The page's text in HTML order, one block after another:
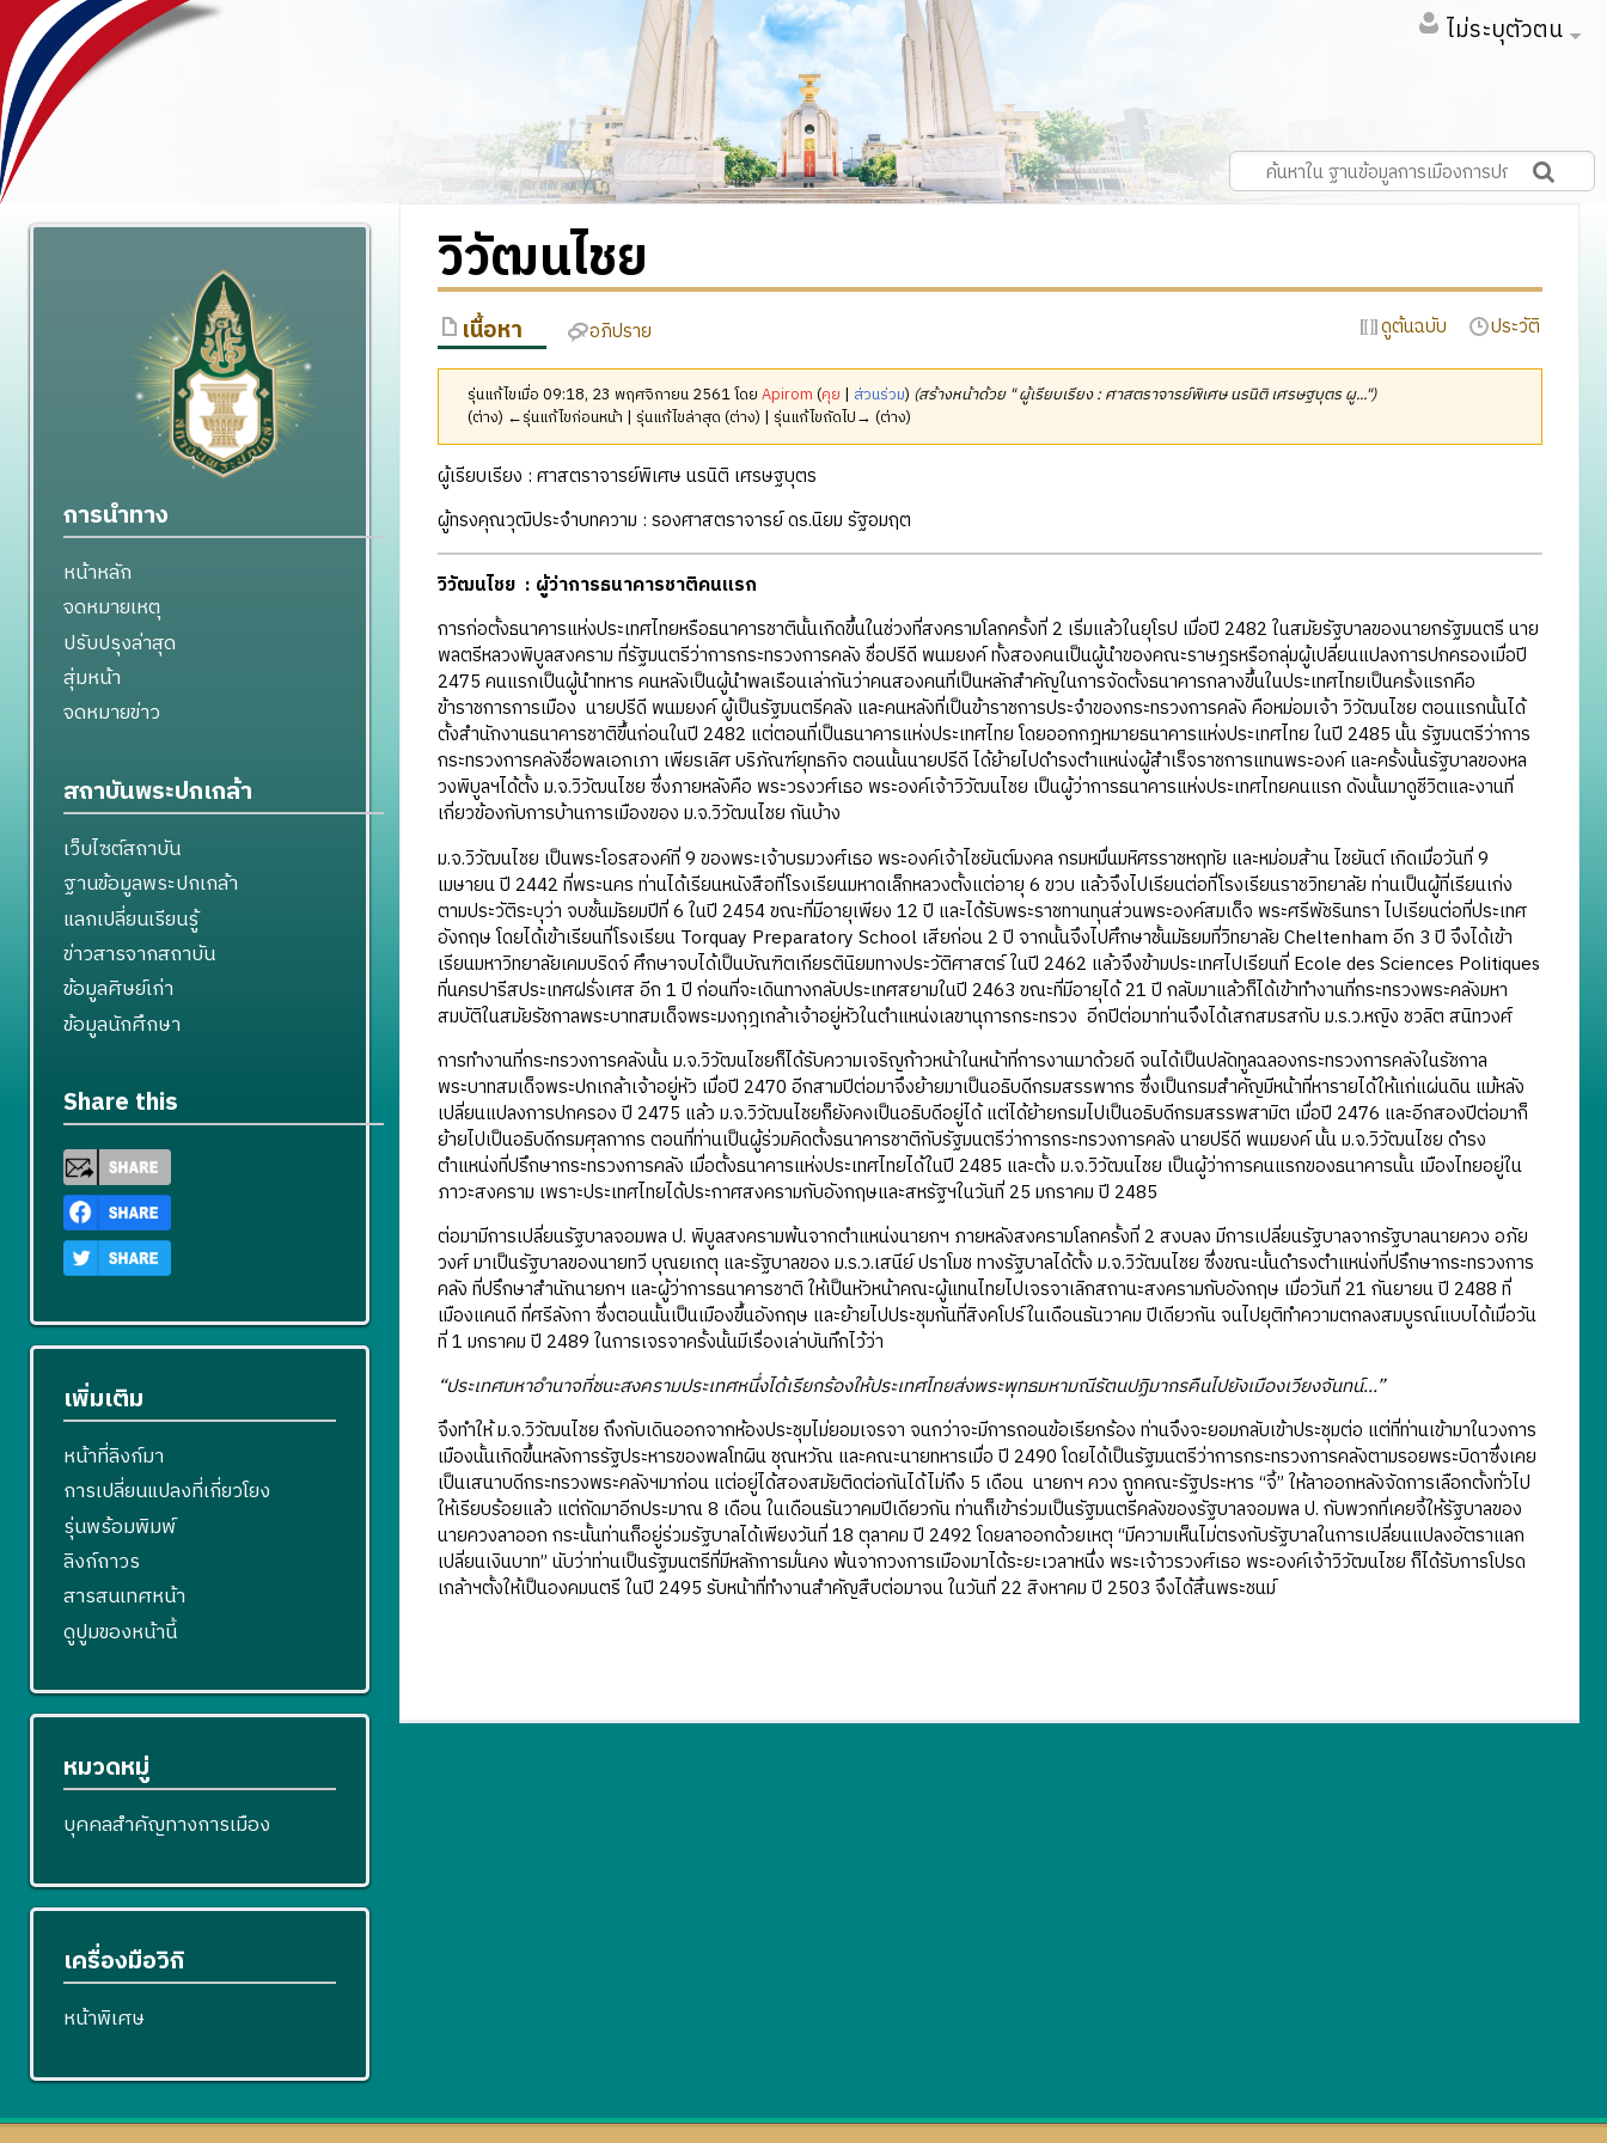
ไม่ระบุตัวตน
วิวัฒนไชย
เนื้อหา อภิปราย ดูต้นฉบับ ประวัติ
รุ่นแก้ไขเมื่อ 09:18, 23 พฤศจิกายน 2561 โดยApirom (คุย | ส่วนร่วม) (สร้างหน้าด้วย " ผู้เรียบเรียง : ศาสตราจารย์พิเศษ นรนิติ เศรษฐบุตร ผู...")
(ต่าง) ←รุ่นแก้ไขก่อนหน้า | รุ่นแก้ไขล่าสุด (ต่าง) | รุ่นแก้ไขถัดไป→ (ต่าง)
ผู้เรียบเรียง : ศาสตราจารย์พิเศษ นรนิติ เศรษฐบุตร
ผู้ทรงคุณวุฒิประจำบทความ : รองศาสตราจารย์ ดร.นิยม รัฐอมฤต
วิวัฒนไชย : ผู้ว่าการธนาคารชาติคนแรก
การก่อตั้งธนาคารแห่งประเทศไทยหรือธนาคารชาตินั้นเกิดขึ้นในช่วงที่สงครามโลกครั้งที่ 2 เริ่มแล้วในยุโรป เมื่อปี 2482 ในสมัยรัฐบาลของนายกรัฐมนตรี นาย
พลตรีหลวงพิบูลสงคราม ที่รัฐมนตรีว่าการกระทรวงการคลัง ชื่อปรีดี พนมยงค์ ทั้งสองคนเป็นผู้นำของคณะราษฎรหรือกลุ่มผู้เปลี่ยนแปลงการปกครองเมื่อปี
2475 คนแรกเป็นผู้นำทหาร คนหลังเป็นผู้นำพลเรือนเล่ากันว่าคนสองคนที่เป็นหลักสำคัญในการจัดตั้งธนาคารกลางขึ้นในประเทศไทยเป็นครั้งแรกคือ
ข้าราชการการเมือง นายปรีดี พนมยงค์ ผู้เป็นรัฐมนตรีคลัง และคนหลังที่เป็นข้าราชการประจำของกระทรวงการคลัง คือหม่อมเจ้า วิวัฒนไชย ตอนแรกนั้นได้
ตั้งสำนักงานธนาคารชาติขึ้นก่อนในปี 2482 แต่ตอนที่เป็นธนาคารแห่งประเทศไทย โดยออกกฎหมายธนาคารแห่งประเทศไทย ในปี 2485 นั้น รัฐมนตรีว่าการ
กระทรวงการคลังชื่อพลเอกเภา เพียรเลิศ บริภัณฑ์ยุทธกิจ ตอนนั้นนายปรีดี ได้ย้ายไปดำรงตำแหน่งผู้สำเร็จราชการแทนพระองค์ และครั้งนั้นรัฐบาลของหล
วงพิบูลฯได้ตั้ง ม.จ.วิวัฒนไชย ซึ่งภายหลังคือ พระวรงวศ์เธอ พระองค์เจ้าวิวัฒนไชย เป็นผู้ว่าการธนาคารแห่งประเทศไทยคนแรก ดังนั้นมาดูชีวิตและงานที่
เกี่ยวข้องกับการบ้านการเมืองของ ม.จ.วิวัฒนไชย กันบ้าง
ม.จ.วิวัฒนไชย เป็นพระโอรสองค์ที่ 9 ของพระเจ้าบรมวงศ์เธอ พระองค์เจ้าไชยันต์มงคล กรมหมื่นมหิศรราชหฤทัย และหม่อมส้าน ไชยันต์ เกิดเมื่อวันที่ 9
เมษายน ปี 2442 ที่พระนคร ท่านได้เรียนหนังสือที่โรงเรียนมหาดเล็กหลวงตั้งแต่อายุ 6 ขวบ แล้วจึงไปเรียนต่อที่โรงเรียนราชวิทยาลัย ท่านเป็นผู้ที่เรียนเก่ง
ตามประวัติระบุว่า จบชั้นมัธยมปีที่ 6 ในปี 2454 ขณะที่มีอายุเพียง 12 ปี และได้รับพระราชทานทุนส่วนพระองค์สมเด็จ พระศรีพัชรินทรา ไปเรียนต่อที่ประเทศ
อังกฤษ โดยได้เข้าเรียนที่โรงเรียน Torquay Preparatory School เสียก่อน 2 ปี จากนั้นจึงไปศึกษาชั้นมัธยมที่วิทยาลัย Cheltenham อีก 3 ปี จึงได้เข้า
เรียนมหาวิทยาลัยเคมบริดจ์ ศึกษาจบได้เป็นบัณฑิตเกียรตินิยมทางประวัติศาสตร์ ในปี 2462 แล้วจึงข้ามประเทศไปเรียนที่ Ecole des Sciences Politiques
ที่นครปารีสประเทศฝรั่งเศส อีก 1 ปี ก่อนที่จะเดินทางกลับประเทศสยามในปี 2463 ขณะที่มีอายุได้ 21 ปี กลับมาแล้วก็ได้เข้าทำงานที่กระทรวงพระคลังมหา
สมบัติในสมัยรัชกาลพระบาทสมเด็จพระมงกุฎเกล้าเจ้าอยู่หัวในตำแหน่งเลขานุการกระทรวง อีกปีต่อมาท่านจึงได้เสกสมรสกับ ม.ร.ว.หญิง ชวลิต สนิทวงศ์
การทำงานที่กระทรวงการคลังนั้น ม.จ.วิวัฒนไชยก็ได้รับความเจริญก้าวหน้าในหน้าที่การงานมาด้วยดี จนได้เป็นปลัดทูลฉลองกระทรวงการคลังในรัชกาล
พระบาทสมเด็จพระปกเกล้าเจ้าอยู่หัว เมื่อปี 2470 อีกสามปีต่อมาจึงย้ายมาเป็นอธิบดีกรมสรรพากร ซึ่งเป็นกรมสำคัญมีหน้าที่หารายได้ให้แก่แผ่นดิน แม้หลัง
เปลี่ยนแปลงการปกครอง ปี 2475 แล้ว ม.จ.วิวัฒนไชยก็ยังคงเป็นอธิบดีอยู่ได้ แต่ได้ย้ายกรมไปเป็นอธิบดีกรมสรรพสามิต เมื่อปี 2476 และอีกสองปีต่อมาก็
ย้ายไปเป็นอธิบดีกรมศุลกากร ตอนที่ท่านเป็นผู้ร่วมคิดตั้งธนาคารชาติกับรัฐมนตรีว่าการกระทรวงการคลัง นายปรีดี พนมยงค์ นั้น ม.จ.วิวัฒนไชย ดำรง
ตำแหน่งที่ปรึกษากระทรวงการคลัง เมื่อตั้งธนาคารแห่งประเทศไทยได้ในปี 2485 และตั้ง ม.จ.วิวัฒนไชย เป็นผู้ว่าการคนแรกของธนาคารนั้น เมืองไทยอยู่ใน
ภาวะสงคราม เพราะประเทศไทยได้ประกาศสงครามกับอังกฤษและสหรัฐฯในวันที่ 25 มกราคม ปี 2485
ต่อมามีการเปลี่ยนรัฐบาลจอมพล ป. พิบูลสงครามพ้นจากตำแหน่งนายกฯ ภายหลังสงครามโลกครั้งที่ 2 สงบลง มีการเปลี่ยนรัฐบาลจากรัฐบาลนายควง อภัย
วงศ์ มาเป็นรัฐบาลของนายทวี บุณยเกตุ และรัฐบาลของ ม.ร.ว.เสนีย์ ปราโมช ทางรัฐบาลได้ตั้ง ม.จ.วิวัฒนไชย ซึ่งขณะนั้นดำรงตำแหน่งที่ปรึกษากระทรวงการ
คลัง ที่ปรึกษาสำนักนายกฯ และผู้ว่าการธนาคารชาติ ให้เป็นหัวหน้าคณะผู้แทนไทยไปเจรจาเลิกสถานะสงครามกับอังกฤษ เมื่อวันที่ 21 กันยายน ปี 2488 ที่
เมืองแคนดี ที่ศรีลังกา ซึ่งตอนนั้นเป็นเมืองขึ้นอังกฤษ และย้ายไปประชุมกันที่สิงคโปร์ในเดือนธันวาคม ปีเดียวกัน จนไปยุติทำความตกลงสมบูรณ์แบบได้เมื่อวัน
ที่ 1 มกราคม ปี 2489 ในการเจรจาครั้งนั้นมีเรื่องเล่าบันทึกไว้ว่า
“ประเทศมหาอำนาจที่ชนะสงครามประเทศหนึ่งได้เรียกร้องให้ประเทศไทยส่งพระพุทธมหามณีรัตนปฏิมากรคืนไปยังเมืองเวียงจันทน์...”
จึงทำให้ ม.จ.วิวัฒนไชย ถึงกับเดินออกจากห้องประชุมไม่ยอมเจรจา จนกว่าจะมีการถอนข้อเรียกร้อง ท่านจึงจะยอมกลับเข้าประชุมต่อ แต่ที่ท่านเข้ามาในวงการ
เมืองนั้นเกิดขึ้นหลังการรัฐประหารของพลโทผิน ชุณหวัณ และคณะนายทหารเมื่อ ปี 2490 โดยได้เป็นรัฐมนตรีว่าการกระทรวงการคลังตามรอยพระบิดาซึ่งเคย
เป็นเสนาบดีกระทรวงพระคลังฯมาก่อน แต่อยู่ได้สองสมัยติดต่อกันได้ไม่ถึง 5 เดือน นายกฯ ควง ถูกคณะรัฐประหาร “จี้” ให้ลาออกหลังจัดการเลือกตั้งทั่วไป
ให้เรียบร้อยแล้ว แต่ถัดมาอีกประมาณ 8 เดือน ในเดือนธันวาคมปีเดียวกัน ท่านก็เข้าร่วมเป็นรัฐมนตรีคลังของรัฐบาลจอมพล ป. กับพวกที่เคยจี้ให้รัฐบาลของ
นายควงลาออก กระนั้นท่านก็อยู่ร่วมรัฐบาลได้เพียงวันที่ 18 ตุลาคม ปี 2492 โดยลาออกด้วยเหตุ “มีความเห็นไม่ตรงกับรัฐบาลในการเปลี่ยนแปลงอัตราแลก
เปลี่ยนเงินบาท” นับว่าท่านเป็นรัฐมนตรีที่มีหลักการมั่นคง พ้นจากวงการเมืองมาได้ระยะเวลาหนึ่ง พระเจ้าวรวงศ์เธอ พระองค์เจ้าวิวัฒนไชย ก็ได้รับการโปรด
เกล้าฯตั้งให้เป็นองคมนตรี ในปี 2495 รับหน้าที่ทำงานสำคัญสืบต่อมาจน ในวันที่ 22 สิงหาคม ปี 2503 จึงได้สิ้นพระชนม์
การนำทาง
หน้าหลัก
จดหมายเหตุ
ปรับปรุงล่าสุด
สุ่มหน้า
จดหมายข่าว
สถาบันพระปกเกล้า
เว็บไซต์สถาบัน
ฐานข้อมูลพระปกเกล้า
แลกเปลี่ยนเรียนรู้
ข่าวสารจากสถาบัน
ข้อมูลศิษย์เก่า
ข้อมูลนักศึกษา
Share this
เพิ่มเติม
หน้าที่ลิงก์มา
การเปลี่ยนแปลงที่เกี่ยวโยง
รุ่นพร้อมพิมพ์
ลิงก์ถาวร
สารสนเทศหน้า
ดูปูมของหน้านี้
หมวดหมู่
บุคคลสำคัญทางการเมือง
เครื่องมือวิกิ
หน้าพิเศษ